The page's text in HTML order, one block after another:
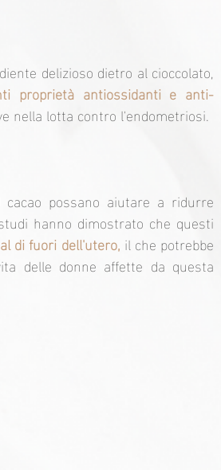
delizioso dietro al cioccolato,
proprietà antiossidanti e anti-
nella lotta contro l'endometriosi.
possano aiutare a ridurre
hanno dimostrato che questi
di fuori dell'utero, il che potrebbe
delle donne affette da questa